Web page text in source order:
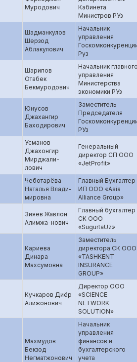
Муродович
Кабинета
Министров РУз
Шадманкулов
Шерзод
Аблакулович
Начальник
управления
Руз
Шарипов
Отабек
Бекмуродович
Начальник
управления
Министерства
экономики РУз
Юнусов
Джахангир
Баходирович
Заместитель
Председателя
РУз
Усманов
Джахонгир
Мирджали-
лович
Генеральный
директор СП ООО
«JetProfit»
Чеботарёва
Наталья Влади-
мировна
Главный Бухгалтер
ИП ООО «Asia
Alliance Group»
Зияев Жавлон
Алимжа-нович
Главный бухгалтер
СК ООО
«SugurtaUz»
Кариева
Динара
Махсумовна
Заместитель
директора СК ООО
«TASHKENT
INSURANCE
GROUP»
Кучкаров Диёр
Алижонович
Директор ООО
«SCIENCE
NETWORK
SOLUTION»
Махмудов
Бекзод
Негматжонович
Начальник
управления
финансов и
бухгалтерского
учета